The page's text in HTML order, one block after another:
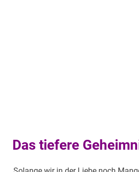
Das tiefere